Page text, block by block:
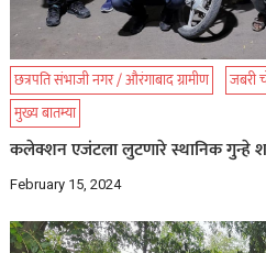
छत्रपति संभाजी नगर / औरंगाबाद ग्रामीण जबरी
मुख्य बातम्या
कलेक्शन एजंटला लुटणारे स्थानिक गुन्हे
February 15, 2024